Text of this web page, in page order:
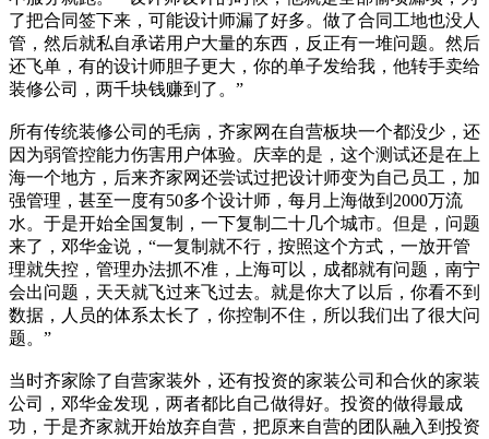
了把合同签下来，可能设计师漏了好多。做了合同工地也没人
管，然后就私自承诺用户大量的东西，反正有一堆问题。然后
还飞单，有的设计师胆子更大，你的单子发给我，他转手卖给
装修公司，两千块钱赚到了。”
所有传统装修公司的毛病，齐家网在自营板块一个都没少，还
因为弱管控能力伤害用户体验。庆幸的是，这个测试还是在上
海一个地方，后来齐家网还尝试过把设计师变为自己员工，加
强管理，甚至一度有50多个设计师，每月上海做到2000万流
水。于是开始全国复制，一下复制二十几个城市。但是，问题
来了，邓华金说，“一复制就不行，按照这个方式，一放开管
理就失控，管理办法抓不准，上海可以，成都就有问题，南宁
会出问题，天天就飞过来飞过去。就是你大了以后，你看不到
数据，人员的体系太长了，你控制不住，所以我们出了很大问
题。”
当时齐家除了自营家装外，还有投资的家装公司和合伙的家装
公司，邓华金发现，两者都比自己做得好。投资的做得最成
功，于是齐家就开始放弃自营，把原来自营的团队融入到投资